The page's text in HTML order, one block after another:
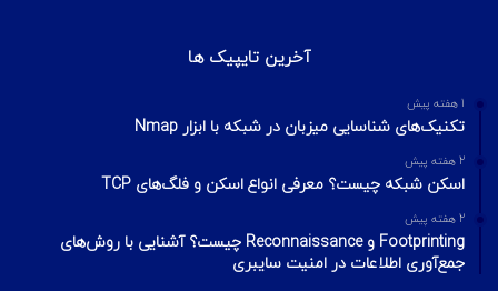
آخرین تایپیک ها
1 هفته پیش
تکنیک‌های شناسایی میزبان در شبکه با ابزار Nmap
2 هفته پیش
اسکن شبکه چیست؟ معرفی انواع اسکن و فلگ‌های TCP
2 هفته پیش
Footprinting و Reconnaissance چیست؟ آشنایی با روش‌های
جمع‌آوری اطلاعات در امنیت سایبری